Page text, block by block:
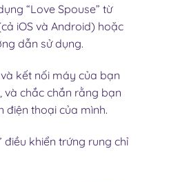
“Love Spouse” từ
iOS và Android) hoặc
dẫn sử dụng.
kết nối máy của bạn
chắc chắn rằng bạn
điện thoại của mình.
điều khiển trứng rung chỉ